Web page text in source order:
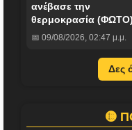
ανέβασε την
θερμοκρασία (ΦΩΤΟ)
📅 09/08/2026, 02:47 μ.μ.
Δες
🟡